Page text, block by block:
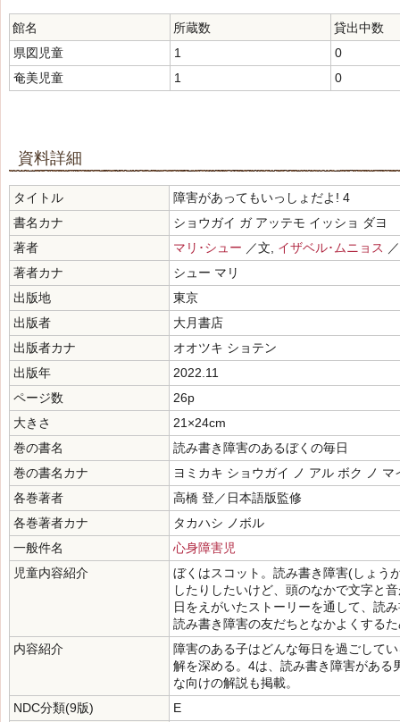
館名 所蔵数
貸出中数
県図児童
1
0
奄美児童
1 0
資料詳細
タイトル
障害があってもいっしょだよ! 4
書名カナ
ショウガイ ガ アッテモ イッショ ダヨ
著者
マリ･シュー ／文, イザベル･ムニョス
著者カナ
シュー マリ
出版地
東京
出版者
大月書店
出版者カナ
オオツキ ショテン
出版年
2022.11
ページ数
26p
大きさ
21×24cm
巻の書名
読み書き障害のあるぼくの毎日
巻の書名カナ
ヨミカキ ショウガイ ノ アル ボク ノ マ
各巻著者
高橋 登／日本語版監修
各巻著者カナ
タカハシ ノボル
一般件名
心身障害児
児童内容紹介
ぼくはスコット。読み書き障害(しょう
したりしたいけど、頭のなかで文字と
日をえがいたストーリーを通して、読
読み書き障害の友だちとなかよくする
内容紹介
障害のある子はどんな毎日を過ごして
解を深める。4は、読み書き障害があ
な向けの解説も掲載。
NDC分類(9版)
E